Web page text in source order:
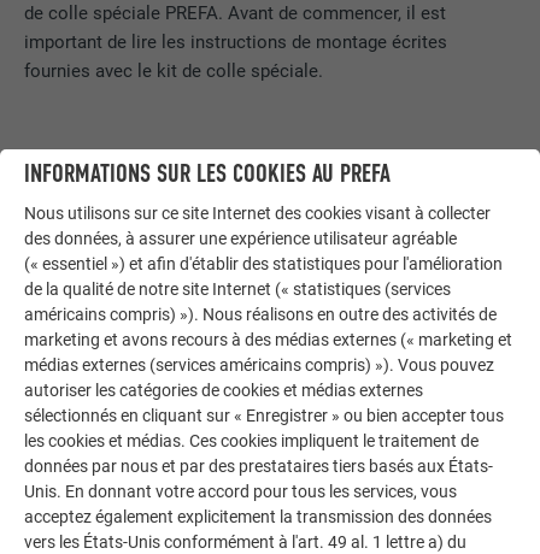
de colle spéciale PREFA. Avant de commencer, il est
important de lire les instructions de montage écrites
fournies avec le kit de colle spéciale.
MONTAGE DU FOND DE GOUTTIÈRE
Dans cette vidéo, Luisa Buck de Spengler TV te montre
INFORMATIONS SUR LES COOKIES AU PREFA
Nous utilisons sur ce site Internet des cookies visant à collecter
des données, à assurer une expérience utilisateur agréable
(« essentiel ») et afin d'établir des statistiques pour l'amélioration
de la qualité de notre site Internet (« statistiques (services
américains compris) »). Nous réalisons en outre des activités de
marketing et avons recours à des médias externes (« marketing et
médias externes (services américains compris) »). Vous pouvez
autoriser les catégories de cookies et médias externes
sélectionnés en cliquant sur « Enregistrer » ou bien accepter tous
les cookies et médias. Ces cookies impliquent le traitement de
données par nous et par des prestataires tiers basés aux États-
Unis. En donnant votre accord pour tous les services, vous
acceptez également explicitement la transmission des données
vers les États-Unis conformément à l'art. 49 al. 1 lettre a) du